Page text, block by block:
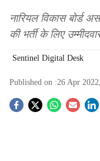
नारियल विकास बोर्ड
की भर्ती के लिए
Sentinel Digital Desk
Published on :26 Apr
S